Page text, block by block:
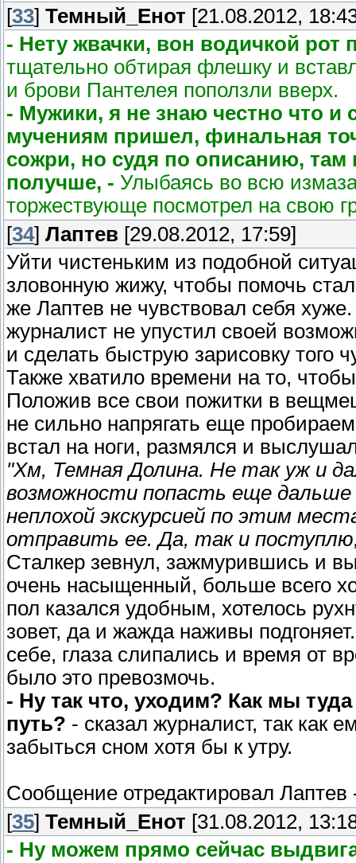
[33] Темный_Енот [21.08.2012,
- Нету жвачки, вон водичкой рот
тщательно обтирая флешку и
и брови Пантелея поползли вверх.
- Мужики, я не знаю честно что и
мучениям пришел, финальная
сожри, но судя по описанию,
получше, - Улыбаясь во всю
торжествующе посмотрел на свою
[34] Лаптев [29.08.2012, 17:59]
Уйти чистеньким из подобной
зловонную жижу, чтобы помочь
же Лаптев не чувствовал себя
журналист не упустил своей
и сделать быструю зарисовку
Также хватило времени на то,
Положив все свои пожитки в
не сильно напрягать еще
встал на ноги, размялся и
"Хм, Темная Долина. Не так уж и
возможности попасть еще дальше
неплохой экскурсией по этим
отправить ее. Да, так и
Сталкер зевнул, зажмурившись и
очень насыщенный, больше всего
пол казался удобным, хотелось
зовет, да и жажда наживы
себе, глаза слипались и время от
было это превозмочь.
- Ну так что, уходим? Как мы
путь? - сказал журналист, так как
забыться сном хотя бы к утру.
Сообщение отредактировал Лаптев
[35] Темный_Енот [31.08.2012,
- Ну можем прямо сейчас